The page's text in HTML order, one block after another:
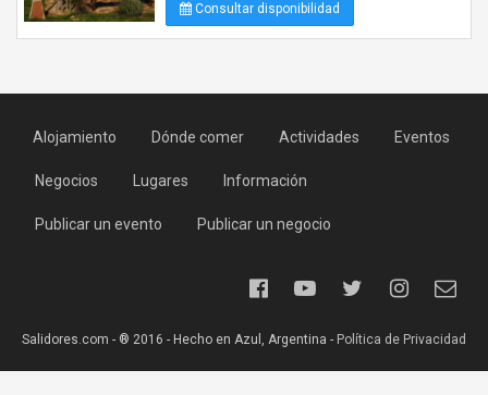
Consultar disponibilidad
Alojamiento Dónde comer Actividades Eventos
Negocios Lugares Información
Publicar un evento Publicar un negocio
Salidores.com - ® 2016 - Hecho en Azul, Argentina - Política de Privacidad